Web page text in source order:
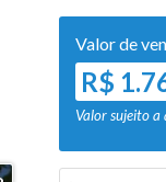
Valor de
R$
Valor sujeito